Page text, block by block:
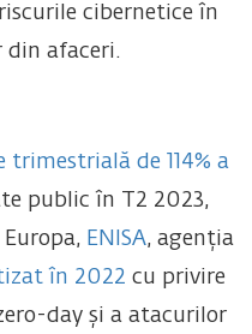
cibernetice în
afaceri.
trimestrială de 114% a
public în T2 2023,
ENISA, agenția
în 2022 cu privire
day și a atacurilor